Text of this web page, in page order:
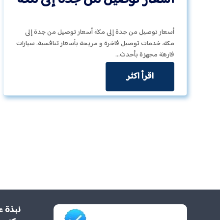
أسعار توصيل من جدة إلى مكة أسعار توصيل من جدة إلى
مكة، خدمات توصيل فاخرة و مريحة بأسعار تنافسية. سيارات
فارهة مجهزة بأحدث…
اقرأ اكثر
نبذة